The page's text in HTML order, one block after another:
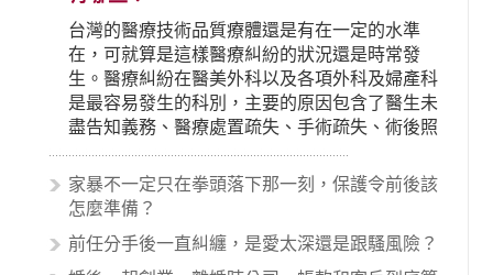
台灣的醫療技術品質療體還是有在一定的水準
在，可就算是這樣醫療糾紛的狀況還是時常發
生。醫療糾紛在醫美外科以及各項外科及婦產科
是最容易發生的科別，主要的原因包含了醫生未
盡告知義務、醫療處置疏失、手術疏失、術後照
顧失當、醫療費用的收取。雖然醫學進步，但醫
生與病患之間引起的糾紛還是經常發生。很多案
例中最後都走向訴訟流程，我們如果不幸遇到相
的內容其實非常多，有些案例…
家暴不一定只在拳頭落下那一刻，保護令前後該
怎麼準備？
前任分手後一直糾纏，是愛太深還是跟騷風險？